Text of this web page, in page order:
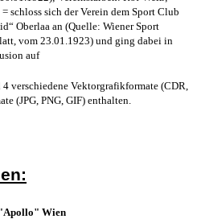
= schloss sich der Verein dem Sport Club
Oberlaa an (Quelle: Wiener Sport
vom 23.01.1923) und ging dabei in
auf
verschiedene Vektorgrafikformate (CDR,
(JPG, PNG, GIF) enthalten.
Wien